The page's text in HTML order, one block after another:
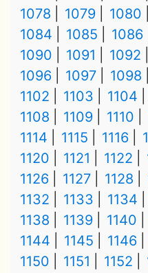
1078
1079 1080
1084
1085 1086
1090
1091 1092
1096
1097 1098
1102
1103 1104
1108
1109 1110
1114
1115 1116
1120
1121 1122
1126
1127 1128
1132
1133 1134
1138
1139 1140
1144
1145 1146
1150
1151 1152